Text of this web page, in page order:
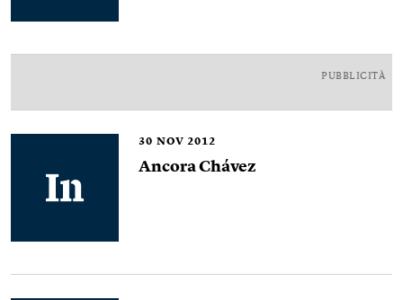
PUBBLICITÀ
30 NOV 2012
Ancora Chávez